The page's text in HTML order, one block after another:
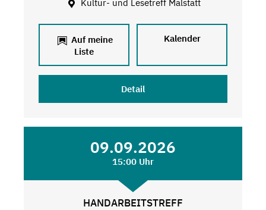
Kultur- und Lesetreff Malstatt
Auf meine
Liste
Kalender
Detail
09.09.2026
15:00 Uhr
HANDARBEITSTREFF